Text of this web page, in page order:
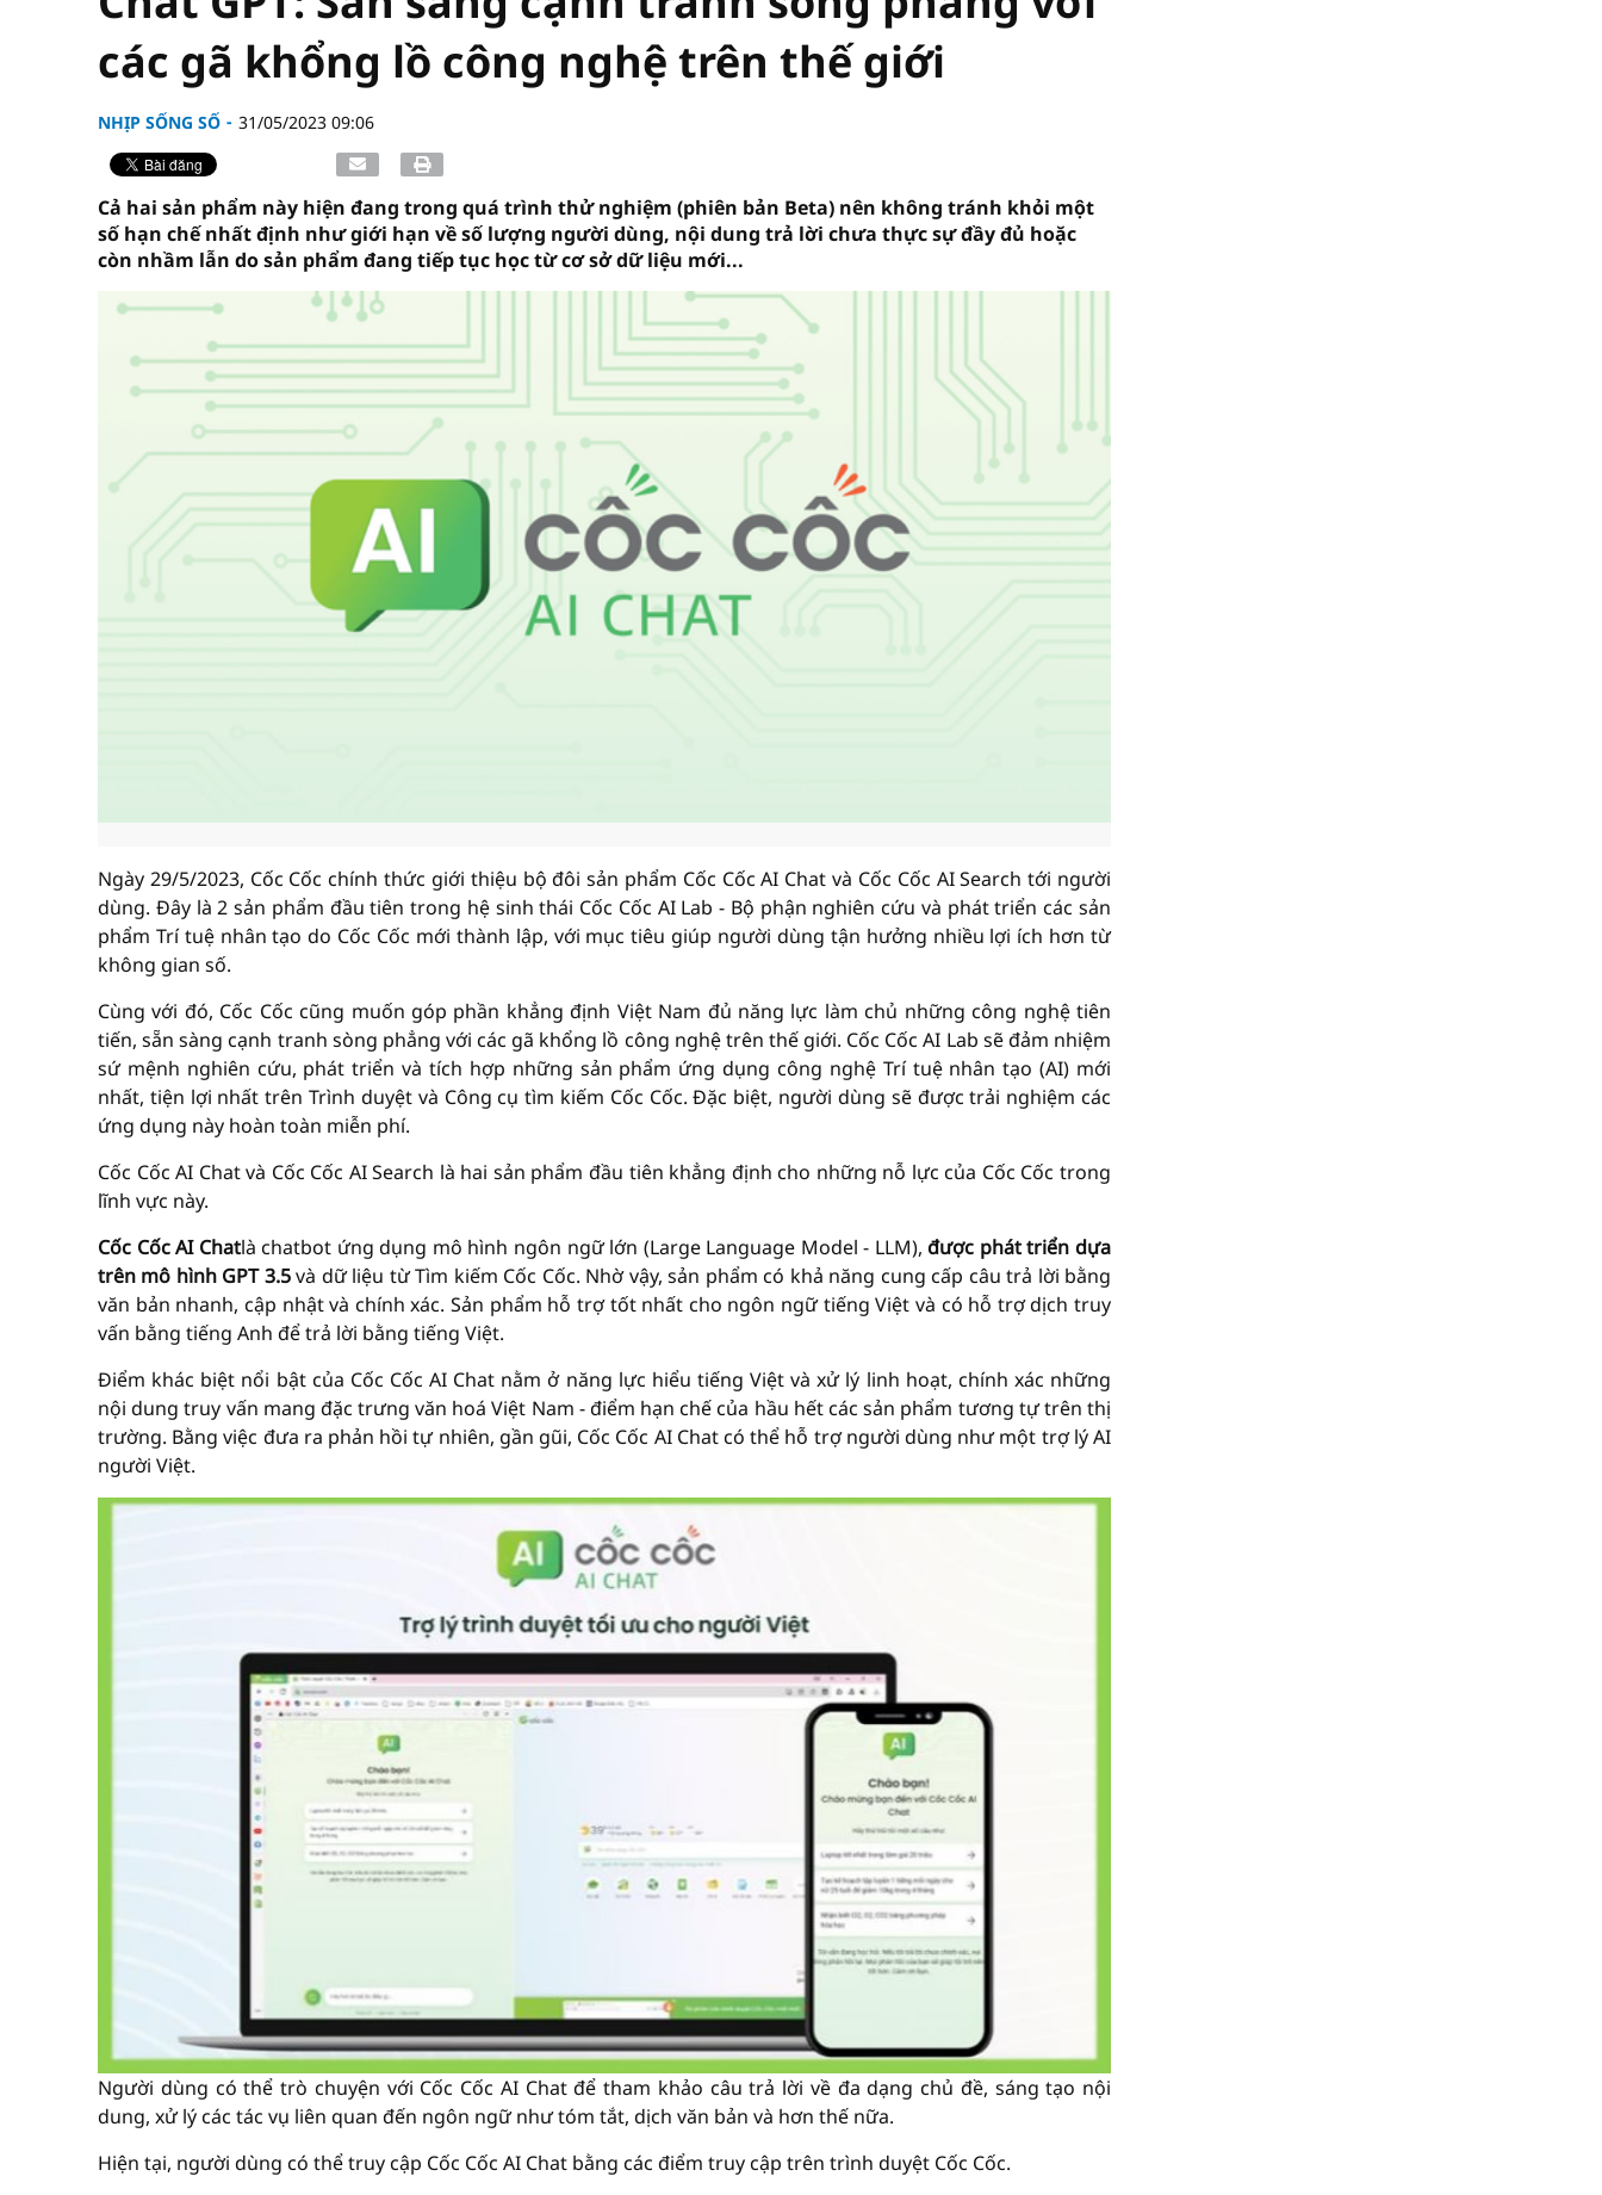
các gã khổng lồ công nghệ trên thế giới
NHỊP SỐNG SỐ 31/05/2023 09:06
Cả hai sản phẩm này hiện đang trong quá trình thử nghiệm (phiên bản Beta) nên không tránh khỏi một
số hạn chế nhất định như giới hạn về số lượng người dùng, nội dung trả lời chưa thực sự đầy đủ hoặc
còn nhầm lẫn do sản phẩm đang tiếp tục học từ cơ sở dữ liệu mới...
Ngày 29/5/2023, Cốc Cốc chính thức giới thiệu bộ đôi sản phẩm Cốc Cốc AI Chat và Cốc Cốc AI Search tới người
dùng. Đây là 2 sản phẩm đầu tiên trong hệ sinh thái Cốc Cốc AI Lab - Bộ phận nghiên cứu và phát triển các sản
phẩm Trí tuệ nhân tạo do Cốc Cốc mới thành lập, với mục tiêu giúp người dùng tận hưởng nhiều lợi ích hơn từ
không gian số.
Cùng với đó, Cốc Cốc cũng muốn góp phần khẳng định Việt Nam đủ năng lực làm chủ những công nghệ tiên
tiến, sẵn sàng cạnh tranh sòng phẳng với các gã khổng lồ công nghệ trên thế giới. Cốc Cốc AI Lab sẽ đảm nhiệm
sứ mệnh nghiên cứu, phát triển và tích hợp những sản phẩm ứng dụng công nghệ Trí tuệ nhân tạo (AI) mới
nhất, tiện lợi nhất trên Trình duyệt và Công cụ tìm kiếm Cốc Cốc. Đặc biệt, người dùng sẽ được trải nghiệm các
ứng dụng này hoàn toàn miễn phí.
Cốc Cốc AI Chat và Cốc Cốc AI Search là hai sản phẩm đầu tiên khẳng định cho những nỗ lực của Cốc Cốc trong
lĩnh vực này.
Cốc Cốc AI Chatlà chatbot ứng dụng mô hình ngôn ngữ lớn (Large Language Model - LLM),được phát triển dựa
trên mô hình GPT 3.5và dữ liệu từ Tìm kiếm Cốc Cốc. Nhờ vậy, sản phẩm có khả năng cung cấp câu trả lời bằng
văn bản nhanh, cập nhật và chính xác. Sản phẩm hỗ trợ tốt nhất cho ngôn ngữ tiếng Việt và có hỗ trợ dịch truy
vấn bằng tiếng Anh để trả lời bằng tiếng Việt.
Điểm khác biệt nổi bật của Cốc Cốc AI Chat nằm ở năng lực hiểu tiếng Việt và xử lý linh hoạt, chính xác những
nội dung truy vấn mang đặc trưng văn hoá Việt Nam - điểm hạn chế của hầu hết các sản phẩm tương tự trên thị
trường. Bằng việc đưa ra phản hồi tự nhiên, gần gũi, Cốc Cốc AI Chat có thể hỗ trợ người dùng như một trợ lý AI
người Việt.
Người dùng có thể trò chuyện với Cốc Cốc AI Chat để tham khảo câu trả lời về đa dạng chủ đề, sáng tạo nội
dung, xử lý các tác vụ liên quan đến ngôn ngữ như tóm tắt, dịch văn bản và hơn thế nữa.
Hiện tại, người dùng có thể truy cập Cốc Cốc AI Chat bằng các điểm truy cập trên trình duyệt Cốc Cốc.